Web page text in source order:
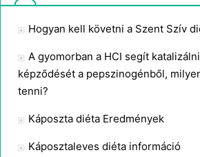
Hogyan kell követni a Szent Szív
A gyomorban a HCI segít
képződését a pepszinogénből,
tenni?
Káposzta diéta Eredmények
Káposztaleves diéta információ